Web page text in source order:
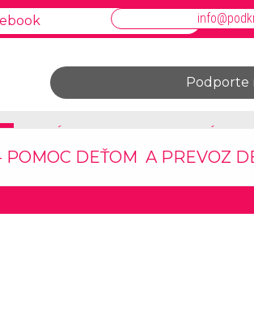
Podporte
POMOC DEŤOM A PREVOZ